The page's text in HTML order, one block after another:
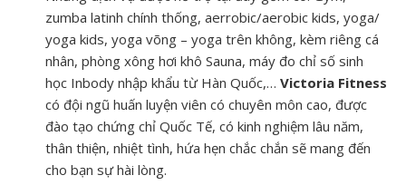
zumba latinh chính thống, aerrobic/aerobic kids, yoga/
yoga kids, yoga võng – yoga trên không, kèm riêng cá
nhân, phòng xông hơi khô Sauna, máy đo chỉ số sinh
học Inbody nhập khẩu từ Hàn Quốc,… Victoria Fitness
có đội ngũ huấn luyện viên có chuyên môn cao, được
đào tạo chứng chỉ Quốc Tế, có kinh nghiệm lâu năm,
thân thiện, nhiệt tình, hứa hẹn chắc chắn sẽ mang đến
cho bạn sự hài lòng.